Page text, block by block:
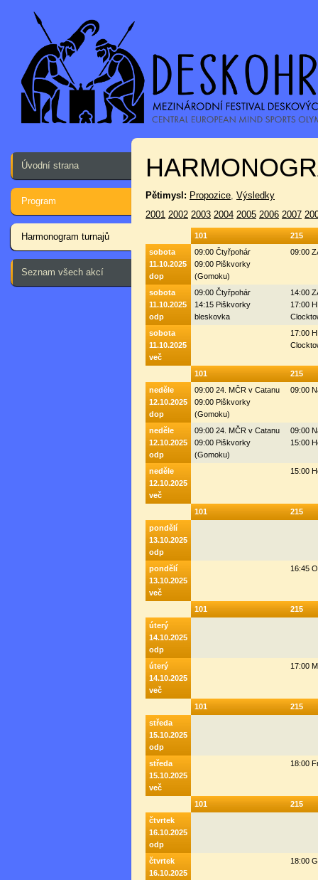
Úvodní strana
Program
Harmonogram turnajů
Seznam všech akcí
Pětimysl: Propozice, Výsledky
2001 2002 2003 2004 2005 2006 2007
101
215
sobota
11.10.2025
dop
09:00 Čtyřpohár
09:00 Piškvorky
(Gomoku)
09:00
sobota
11.10.2025
odp
09:00 Čtyřpohár
14:15 Piškvorky
bleskovka
14:00
17:00
sobota
11.10.2025
več
17:00
101
215
neděle
12.10.2025
dop
09:00 24. MČR v Catanu
09:00 Piškvorky
(Gomoku)
09:00
neděle
12.10.2025
odp
09:00 24. MČR v Catanu
09:00 Piškvorky
(Gomoku)
09:00
15:00
neděle
12.10.2025
več
15:00
101
215
pondělí
13.10.2025
odp
pondělí
13.10.2025
več
16:45
101
215
úterý
14.10.2025
odp
úterý
14.10.2025
več
17:00
101
215
středa
15.10.2025
odp
středa
15.10.2025
več
18:00
101
215
čtvrtek
16.10.2025
odp
čtvrtek
16.10.2025
18:00